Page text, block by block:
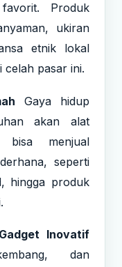
Produk
ukiran
etnik lokal
celah pasar ini.
Gaya hidup
akan alat
bisa menjual
seperti
hingga produk
Inovatif
dan